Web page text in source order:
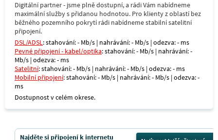
Digitální partner - jsme plně dostupní, a rádi Vám nabídneme
maximální služby s přidanou hodnotou. Pro klienty z oblastí bez
běžného pozemního pokrytí rádi nabídneme stabilní satelitní
připojení.
DSL/ADSL: stahování: - Mb/s | nahrávání: - Mb/s | odezva: - ms
Pevné připojení - kabel/optika: stahování: - Mb/s | nahrávání: -
Mb/s | odezva: - ms
Satelitní: stahování: - Mb/s | nahrávání: - Mb/s | odezva: - ms
Mobilní připojení: stahování: - Mb/s | nahrávání: - Mb/s | odezva: -
ms
Dostupnost v celém okrese.
Najděte si připojení k internetu